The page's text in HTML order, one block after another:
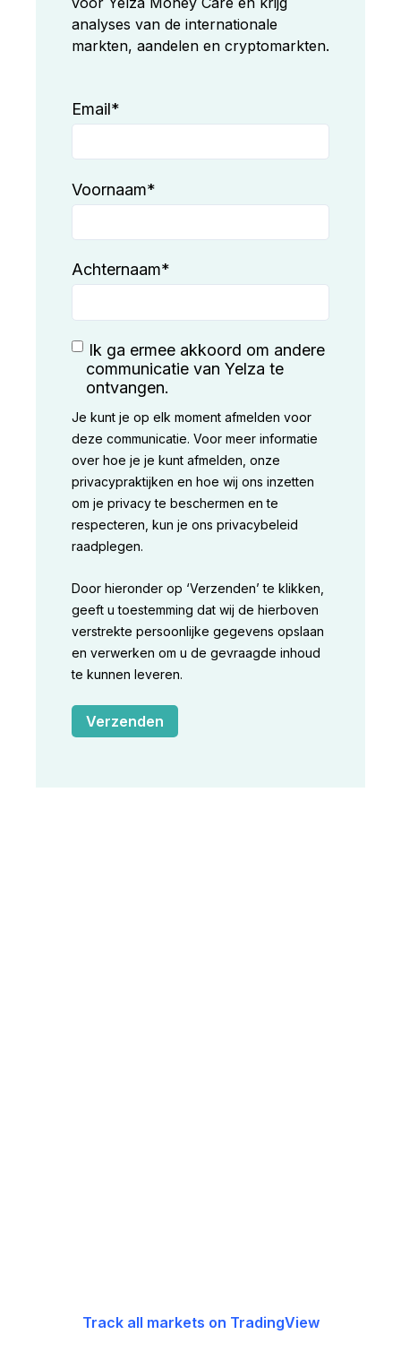
analyses van de internationale
markten, aandelen en cryptomarkten.
Email*
Voornaam*
Achternaam*
Ik ga ermee akkoord om andere
communicatie van Yelza te
ontvangen.
Je kunt je op elk moment afmelden voor
deze communicatie. Voor meer informatie
over hoe je je kunt afmelden, onze
privacypraktijken en hoe wij ons inzetten
om je privacy te beschermen en te
respecteren, kun je ons privacybeleid
raadplegen.
Door hieronder op ‘Verzenden’ te klikken,
geeft u toestemming dat wij de hierboven
verstrekte persoonlijke gegevens opslaan
en verwerken om u de gevraagde inhoud
te kunnen leveren.
Track all markets on TradingView